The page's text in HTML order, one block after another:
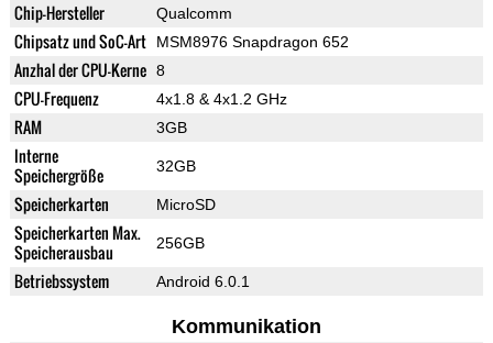
Chip-Hersteller Qualcomm
Chipsatz und SoC-Art MSM8976 Snapdragon 652
Anzhal der CPU-Kerne 8
CPU-Frequenz 4x1.8 & 4x1.2 GHz
RAM 3GB
Interne
Speichergröße
32GB
Speicherkarten MicroSD
Speicherkarten Max.
Speicherausbau
256GB
Betriebssystem Android 6.0.1
Kommunikation